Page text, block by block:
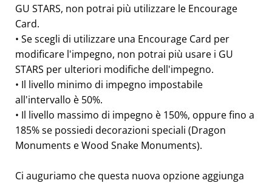
GU STARS, non potrai più utilizzare le Encourage
Card.
• Se scegli di utilizzare una Encourage Card per
modificare l'impegno, non potrai più usare i GU
STARS per ulteriori modifiche dell'impegno.
• Il livello minimo di impegno impostabile
all'intervallo è 50%.
• Il livello massimo di impegno è 150%, oppure fino a
185% se possiedi decorazioni speciali (Dragon
Monuments e Wood Snake Monuments).
Ci auguriamo che questa nuova opzione aggiunga